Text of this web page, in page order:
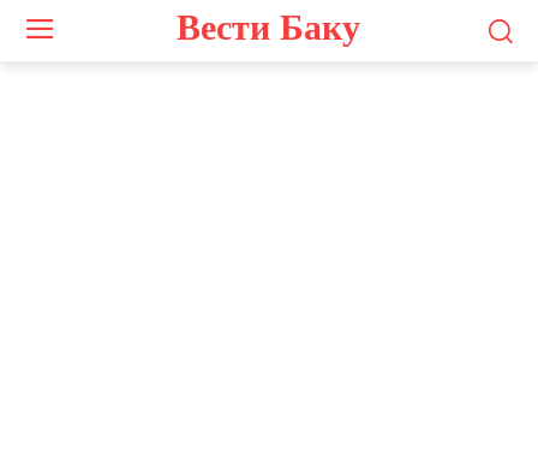
Вести Баку